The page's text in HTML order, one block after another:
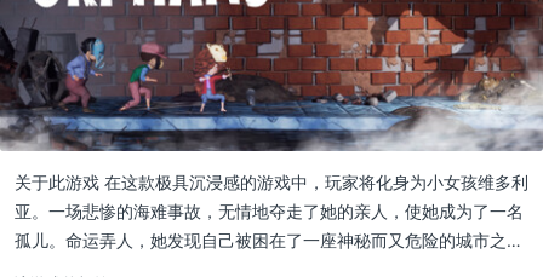
关于此游戏 在这款极具沉浸感的游戏中，玩家将化身为小女孩维多利
亚。一场悲惨的海难事故，无情地夺走了她的亲人，使她成为了一名
孤儿。命运弄人，她发现自己被困在了一座神秘而又危险的城市之…